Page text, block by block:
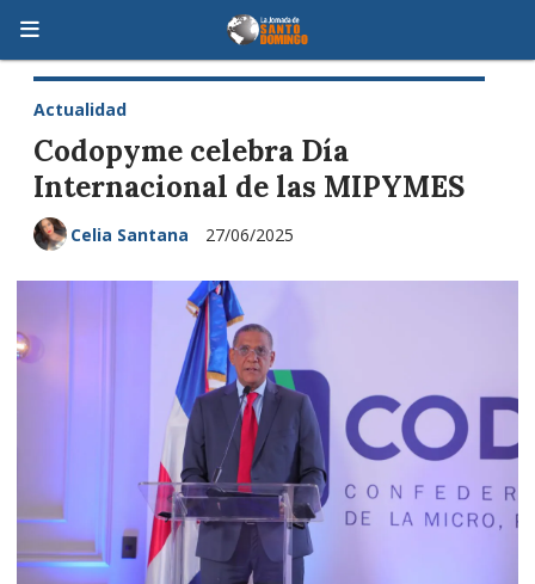
Codopyme celebra Día
Internacional de las MIPYMES
Actualidad
27/06/2025
Celia Santana